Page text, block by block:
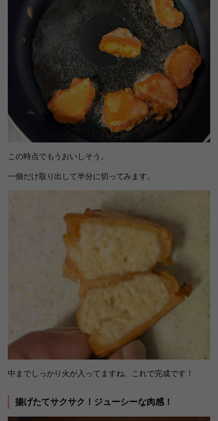
この時点でもうおいしそう。
一個だけ取り出して半分に切ってみます。
中までしっかり火が入ってますね。これで完成です！
揚げたてサクサク！ジューシーな肉感！